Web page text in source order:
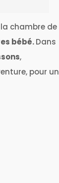
chambre de
bébé.Dans
,
pour un